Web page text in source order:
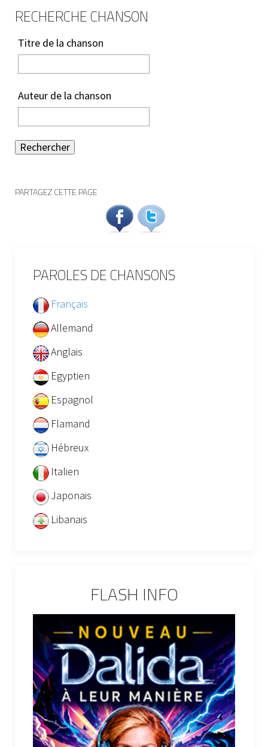
RECHERCHE CHANSON
Titre de la chanson
Auteur de la chanson
Rechercher
PARTAGEZ CETTE PAGE
PAROLES DE CHANSONS
Français
Allemand
Anglais
Egyptien
Espagnol
Flamand
Hébreux
Italien
Japonais
Libanais
FLASH INFO